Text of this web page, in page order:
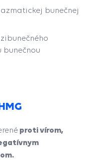
bunečnej
proti vírom,